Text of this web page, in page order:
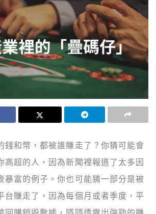
錢和幣，都被誰賺走了？你猜可能會
高超的人，因為新聞裡報道了太多因
暴富的例子。你也可能猜一部分是被
台賺走了，因為每個月或者季度，平